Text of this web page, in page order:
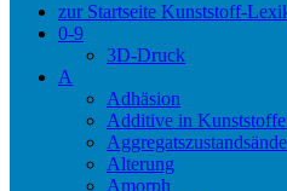
zur Startseite Kunststoff-
0-9
3D-Druck
A
Adhäsion
Additive in
Alterung
Amorph